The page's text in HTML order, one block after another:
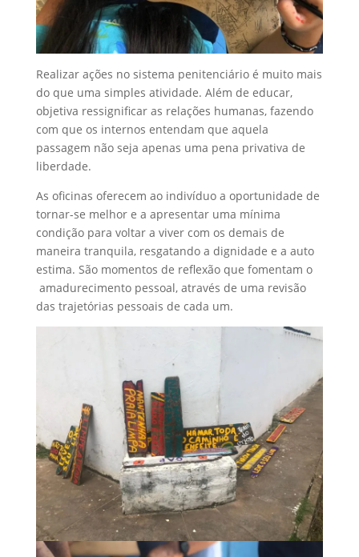
Realizar ações no sistema penitenciário é muito mais
do que uma simples atividade. Além de educar,
objetiva ressignificar as relações humanas, fazendo
com que os internos entendam que aquela
passagem não seja apenas uma pena privativa de
liberdade.
As oficinas oferecem ao indivíduo a oportunidade de
tornar-se melhor e a apresentar uma mínima
condição para voltar a viver com os demais de
maneira tranquila, resgatando a dignidade e a auto
estima. São momentos de reflexão que fomentam o
amadurecimento pessoal, através de uma revisão
das trajetórias pessoais de cada um.